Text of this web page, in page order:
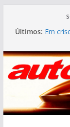
conteúdo
Últimos: Em
Car
1993
Ferrari